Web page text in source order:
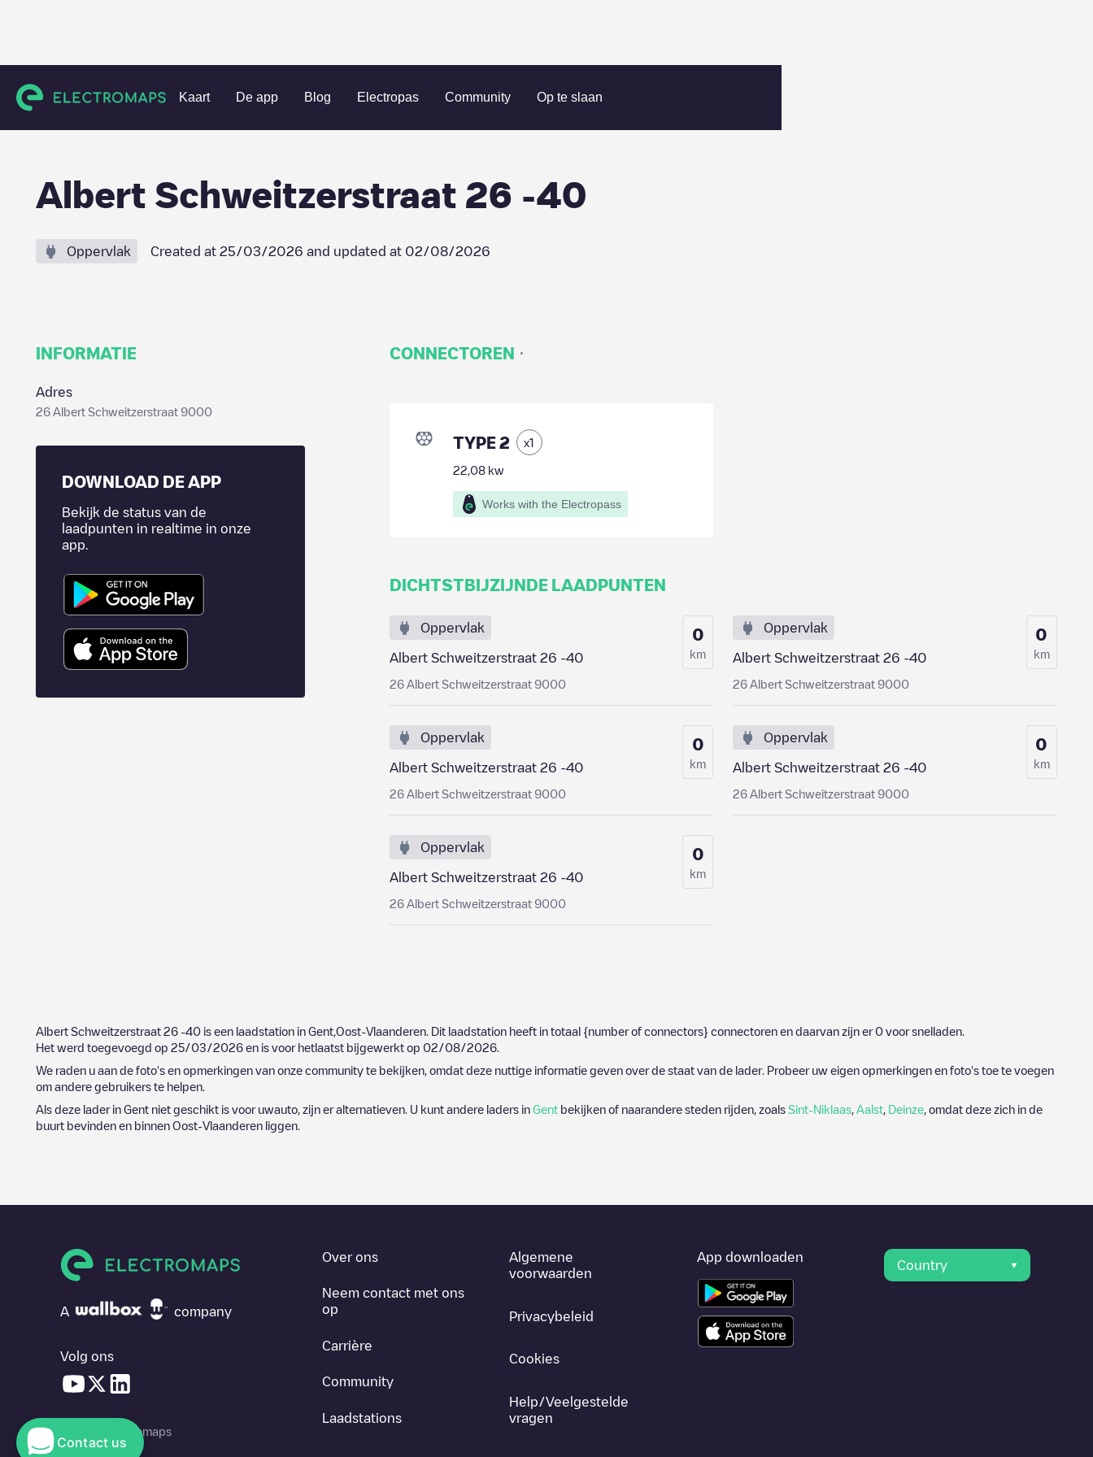
Kaart De app Blog Electropas Community Op te slaan
Charging stations België Oost-Vlaanderen Gent Albert Schweitzerstraat 26 -40
Albert Schweitzerstraat 26 -40
Oppervlak Created at 25/03/2026 and updated at 02/08/2026
INFORMATIE
Adres
26 Albert Schweitzerstraat 9000
DOWNLOAD DE APP
Bekijk de status van de
laadpunten in realtime in onze
app.
CONNECTOREN ·
TYPE 2 x1
22,08kw
Works with the Electropass
DICHTSTBIJZIJNDE LAADPUNTEN
Oppervlak
Albert Schweitzerstraat 26 -40
26 Albert Schweitzerstraat 9000
0
km
Oppervlak
Albert Schweitzerstraat 26 -40
26 Albert Schweitzerstraat 9000
0
km
Oppervlak
Albert Schweitzerstraat 26 -40
26 Albert Schweitzerstraat 9000
0
km
Oppervlak
Albert Schweitzerstraat 26 -40
26 Albert Schweitzerstraat 9000
0
km
Oppervlak
Albert Schweitzerstraat 26 -40
26 Albert Schweitzerstraat 9000
0
km
Albert Schweitzerstraat 26 -40 is een laadstation in Gent Oost-Vlaanderen . Dit laadstation heeft in totaal {number of connectors} connectoren en daarvan zijn er 0 voor snelladen.
Het werd toegevoegd op 25/03/2026 en is voor hetlaatst bijgewerkt op 02/08/2026
We raden u aan de foto's en opmerkingen van onze community te bekijken, omdat deze nuttige informatie geven over de staat van de lader. Probeer uw eigen opmerkingen en foto's toe te voegen
om andere gebruikers te helpen.
Als deze lader in Gent niet geschikt is voor uwauto, zijn er alternatieven. U kunt andere laders in Gent bekijken of naarandere steden rijden, zoals Sint-Niklaas Aalst Deinze , omdat deze zich in de
buurt bevinden en binnen Oost-Vlaanderen liggen.
A company
Volg ons
© 2026 Electromaps
Over ons
Neem contact met ons
op
Carrière
Community
Laadstations
Algemene
voorwaarden
Privacybeleid
Cookies
Help/Veelgestelde
vragen
App downloaden
Country
Contact us